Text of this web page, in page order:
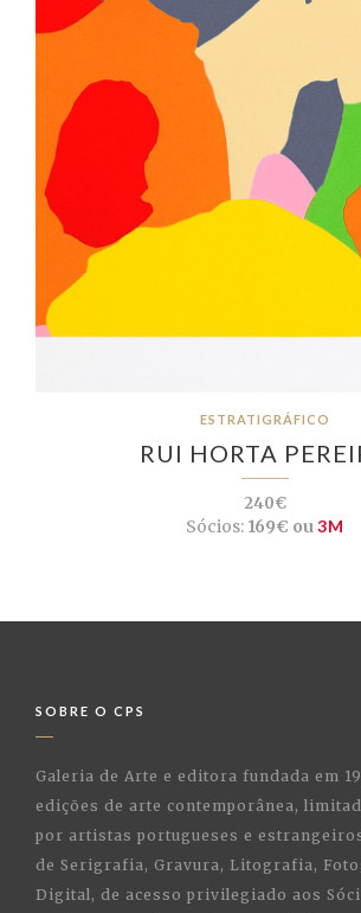
ESTRATIGRÁFICO
RUI HORTA
240€
Sócios: 169€ ou3M
SOBRE O CPS
Galeria de Arte e editora fundada em
edições de arte contemporânea,
por artistas portugueses e
de Serigrafia, Gravura, Litografia,
Digital, de acesso privilegiado aos